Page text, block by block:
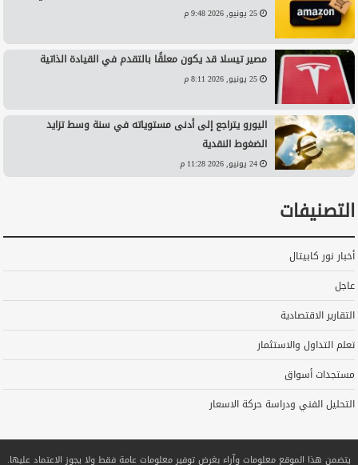
25 يونيو, 2026 9:48 م
مصير تيسلا قد يكون معلقًا بالتقدم في القيادة الذاتية
25 يونيو, 2026 8:11 م
اليورو يتراجع إلى أدنى مستوياته في سنة وسط تزايد
الضغوط النقدية
24 يونيو, 2026 11:28 م
التصنيفات
أخبار نور كابيتال
عاجل
التقارير الاقتصادية
تعلم التداول والاستثمار
مستجدات أسواق
التحليل الفني ودراسة حركة الاسعار
يتضمن هذا الموقع معلومات وآراء بغرض توفير معلومات عامة فقط ولا يجوز الاعتماد عليها.